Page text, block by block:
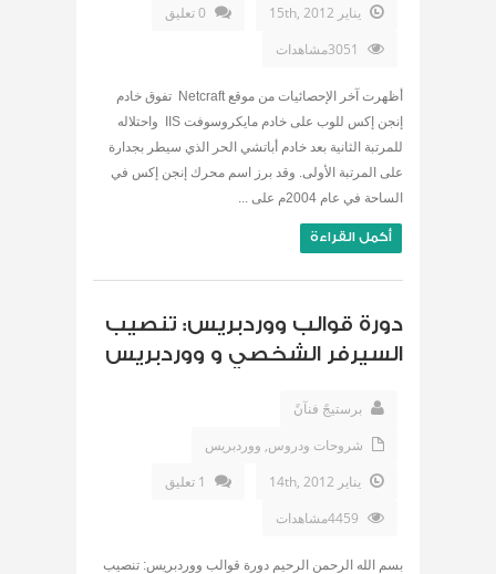
يناير 15th, 2012
0 تعليق
أظهرت آخر الإحصائيات من موقع Netcraft تفوق خادم
إنجن إكس للوب على خادم مايكروسوفت IIS واحتلاله
للمرتبة الثانية بعد خادم أباتشي الحر الذي سيطر بجدارة
على المرتبة الأولى. وقد برز اسم محرك إنجن إكس في
الساحة في عام 2004م على ...
أكمل القراءة
دورة قوالب ووردبريس: تنصيب
السيرفر الشخصي و ووردبريس
برستيجً فنآنً
شروحات ودروس, ووردبريس
يناير 14th, 2012
1 تعليق
بسم الله الرحمن الرحيم دورة قوالب ووردبريس: تنصيب